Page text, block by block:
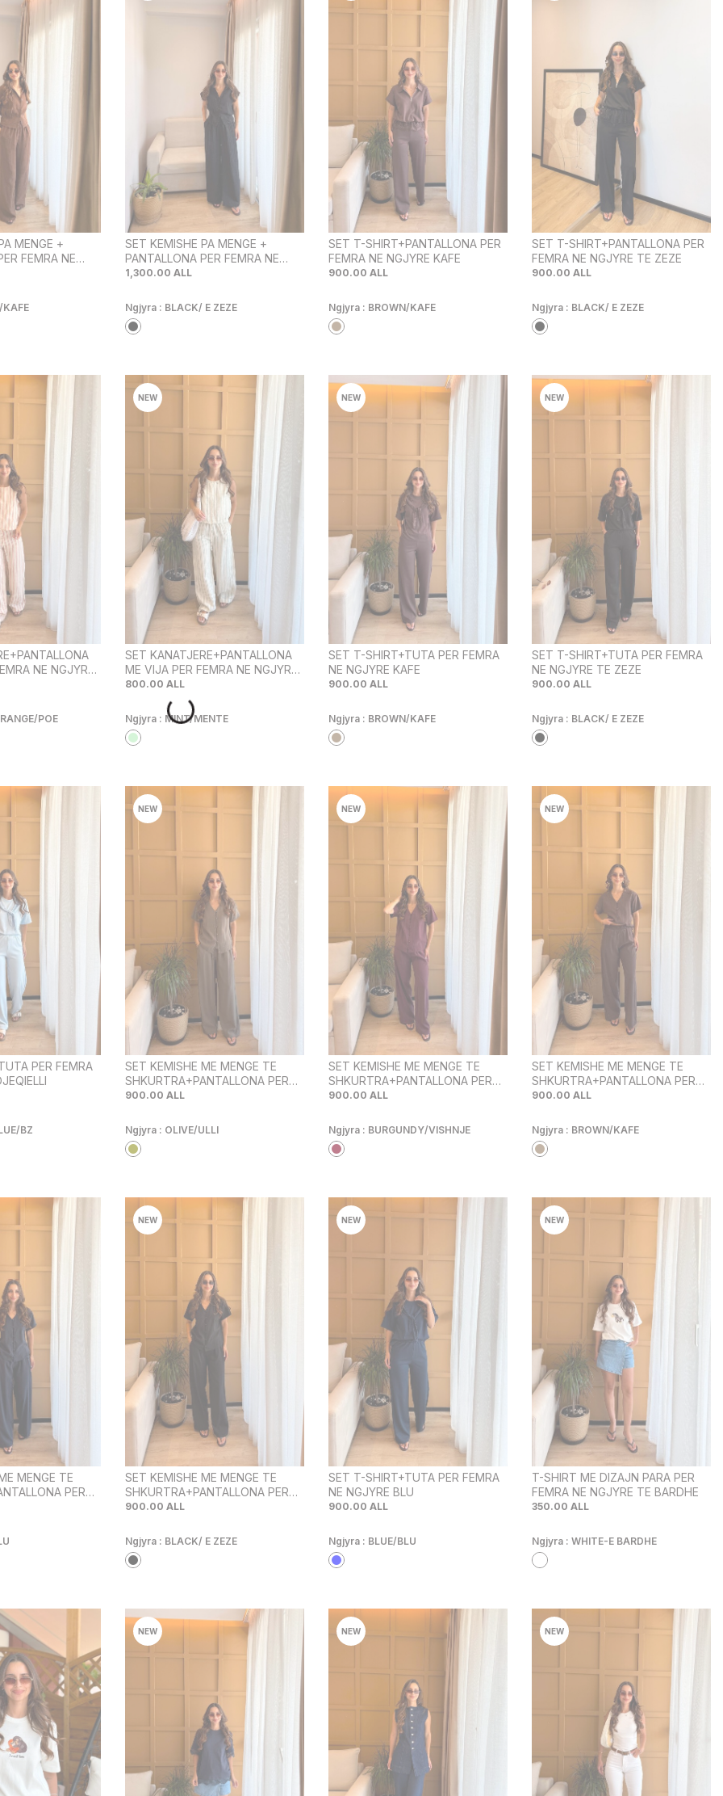
MENGE +
FEMRA NE
KAFE
SET KEMISHE PA MENGE +
PANTALLONA PER FEMRA NE
NGJYRE TE ZEZE
1,300.00 ALL
Ngjyra : BLACK/ E ZEZE
SET T-SHIRT+PANTALLONA PER
FEMRA NE NGJYRE KAFE
900.00 ALL
Ngjyra : BROWN/KAFE
SET T-SHIRT+PANTALLONA PER
FEMRA NE NGJYRE TE ZEZE
900.00 ALL
Ngjyra : BLACK/ E ZEZE
NE NGJYRE
ERRET
POE
NEW
SET KANATJERE+PANTALLONA
ME VIJA PER FEMRA NE NGJYRE
MENTE
800.00 ALL
Ngjyra : MINT/MENTE
NEW
SET T-SHIRT+TUTA PER FEMRA
NE NGJYRE KAFE
900.00 ALL
Ngjyra : BROWN/KAFE
NEW
SET T-SHIRT+TUTA PER FEMRA
NE NGJYRE TE ZEZE
900.00 ALL
Ngjyra : BLACK/ E ZEZE
PER FEMRA
BZ
NEW
SET KEMISHE ME MENGE TE
SHKURTRA+PANTALLONA PER
FEMRA NE NGJYRE ULLIRI
900.00 ALL
Ngjyra : OLIVE/ULLI
NEW
SET KEMISHE ME MENGE TE
SHKURTRA+PANTALLONA PER
FEMRA NE NGJYRE VISHNJE
900.00 ALL
Ngjyra : BURGUNDY/VISHNJE
NEW
SET KEMISHE ME MENGE TE
SHKURTRA+PANTALLONA PER
FEMRA NE NGJYRE KAFE
900.00 ALL
Ngjyra : BROWN/KAFE
MENGE TE
PER
BLU
NEW
SET KEMISHE ME MENGE TE
SHKURTRA+PANTALLONA PER
FEMRA NE NGJYRE TE ZEZE
900.00 ALL
Ngjyra : BLACK/ E ZEZE
NEW
SET T-SHIRT+TUTA PER FEMRA
NE NGJYRE BLU
900.00 ALL
Ngjyra : BLUE/BLU
NEW
T-SHIRT ME DIZAJN PARA PER
FEMRA NE NGJYRE TE BARDHE
350.00 ALL
Ngjyra : WHITE-E BARDHE
NEW NEW NEW